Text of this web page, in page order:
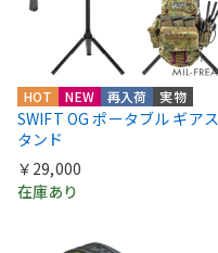
HOT NEW 再入荷 実物
SWIFT OG ポータブル ギアス
タンド
￥29,000
在庫あり